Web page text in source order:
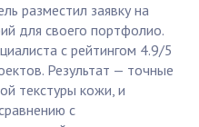
разместил заявку на
для своего портфолио.
с рейтингом 4.9/5
Результат — точные
текстуры кожи, и
с